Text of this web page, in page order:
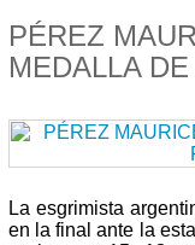
PÉREZ
MEDALLA
La esgrimista
en la final ante la